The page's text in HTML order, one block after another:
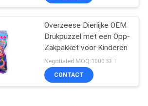
van het
Overzeese Dierlijke OEM
Drukpuzzel met een Opp-
Zakpakket voor Kinderen
Negotiated MOQ:1000 SET
CONTACT